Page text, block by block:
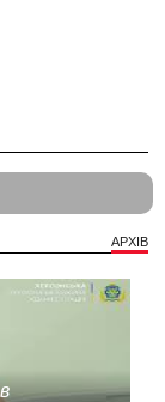
АРХІВ